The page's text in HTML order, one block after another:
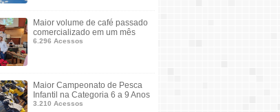
Maior volume de café passado
comercializado em um mês
6.296 Acessos
Maior Campeonato de Pesca
Infantil na Categoria 6 a 9 Anos
3.210 Acessos